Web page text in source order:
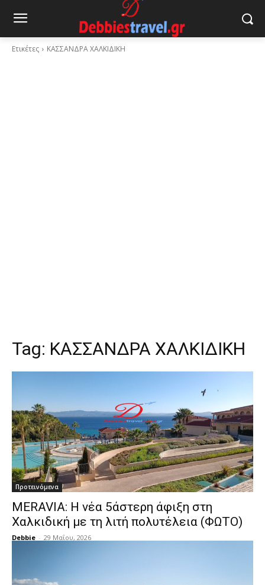
Ετικέτες ΚΑΣΣΑΝΔΡΑ ΧΑΛΚΙΔΙΚΗ
Tag: ΚΑΣΣΑΝΔΡΑ ΧΑΛΚΙΔΙΚΗ
Προτεινόμενα
MERAVIA: Η νέα 5άστερη άφιξη στη
Χαλκιδική με τη λιτή πολυτέλεια (ΦΩΤΟ)
Debbie - 29 Μαΐου, 2026